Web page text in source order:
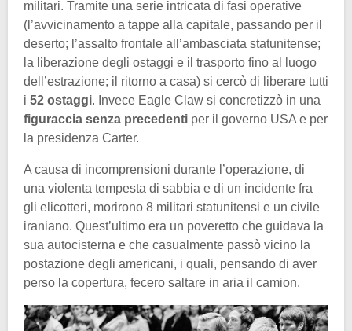
militari. Tramite una serie intricata di fasi operative
(l’avvicinamento a tappe alla capitale, passando per il
deserto; l’assalto frontale all’ambasciata statunitense;
la liberazione degli ostaggi e il trasporto fino al luogo
dell’estrazione; il ritorno a casa) si cercò di liberare tutti
i 52 ostaggi. Invece Eagle Claw si concretizzò in una
figuraccia senza precedenti per il governo USA e per
la presidenza Carter.
A causa di incomprensioni durante l’operazione, di
una violenta tempesta di sabbia e di un incidente fra
gli elicotteri, morirono 8 militari statunitensi e un civile
iraniano. Quest’ultimo era un poveretto che guidava la
sua autocisterna e che casualmente passò vicino la
postazione degli americani, i quali, pensando di aver
perso la copertura, fecero saltare in aria il camion.